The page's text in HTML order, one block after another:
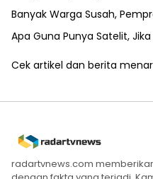
Banyak Warga Susah,
Apa Guna Punya Satelit,
Cek artikel dan berita
radartvnews.com